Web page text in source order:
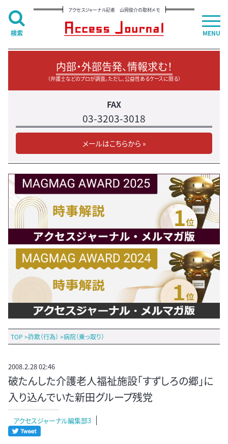
アクセスジャーナル記者 山岡俊介の取材メモ
内部・外部告発、情報求む！
（弁護士などのプロが調査。ただし、公益性あるケースに限る）
FAX
03-3203-3018
メールはこちらから »
TOP >詐欺（行為） >病院（乗っ取り）
2008.2.28 02:46
破たんした介護老人福祉施設「すずしろの郷」に
入り込んでいた新田グループ残党
アクセスジャーナル編集部3
MENU
検索